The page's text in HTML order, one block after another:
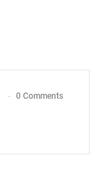
0 Comments